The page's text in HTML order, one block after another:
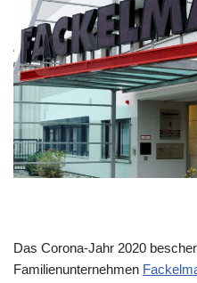
Das Corona-Jahr 2020
Familienunternehmen